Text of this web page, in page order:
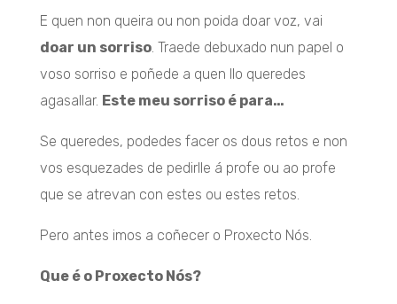
E quen non queira ou non poida doar voz, vai
doar un sorriso. Traede debuxado nun papel o
voso sorriso e poñede a quen llo queredes
agasallar. Este meu sorriso é para…
Se queredes, podedes facer os dous retos e non
vos esquezades de pedirlle á profe ou ao profe
que se atrevan con estes ou estes retos.
Pero antes imos a coñecer o Proxecto Nós.
Que é o Proxecto Nós?